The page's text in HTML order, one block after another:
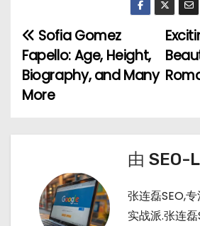
C
a
t
u
b
a
n
r
文
章
导
航
Sofia Gomez
Fapello: Age, Height,
Biography, and Many
More
由 SEO-
张连磊SEO,
实战派.张连